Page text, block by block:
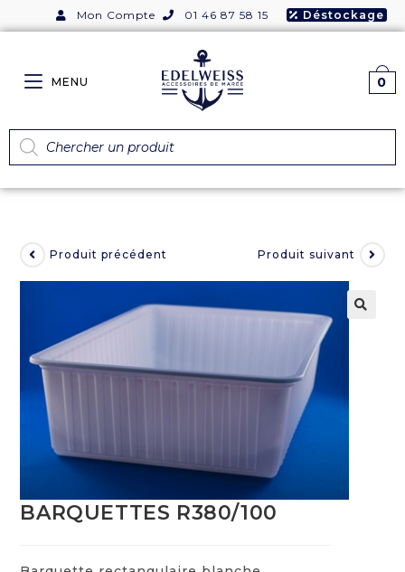
Mon Compte 01 46 87 58 15 Déstockage
MENU 0
Produit précédent Produit suivant
BARQUETTES R380/100